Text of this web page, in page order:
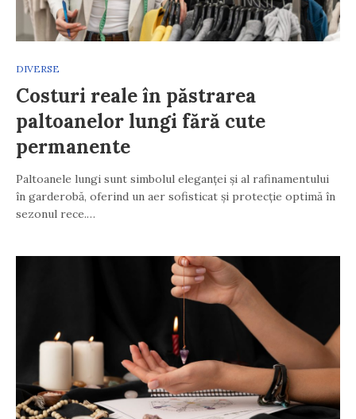
DIVERSE
Costuri reale în păstrarea
paltoanelor lungi fără cute
permanente
Paltoanele lungi sunt simbolul eleganței și al rafinamentului
în garderobă, oferind un aer sofisticat și protecție optimă în
sezonul rece.…